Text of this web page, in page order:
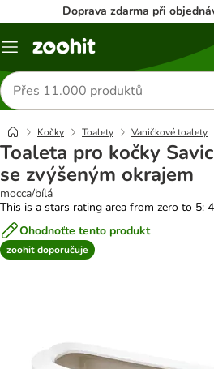
Doprava zdarma při
Menu
Hledat
produkty
Kočky Toalety Vaničkové toalety
Toaleta pro kočky
se zvýšeným okrajem
mocca/bílá
This is a stars rating area from zero to 5:
Ohodnoťte tento produkt
zoohit doporučuje